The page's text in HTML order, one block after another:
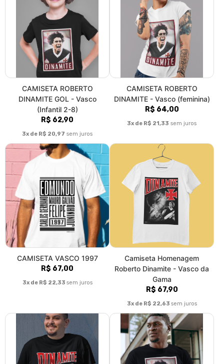
CAMISETA ROBERTO
DINAMITE GOL - Vasco
(Infantil 2-8)
R$ 62,90
3x de R$ 20,97 sem juros
CAMISETA ROBERTO
DINAMITE - Vasco (feminina)
R$ 64,00
3x de R$ 21,33 sem juros
CAMISETA VASCO 1997
R$ 67,00
3x de R$ 22,33 sem juros
Camiseta Homenagem
Roberto Dinamite - Vasco da
Gama
R$ 67,90
3x de R$ 22,63 sem juros